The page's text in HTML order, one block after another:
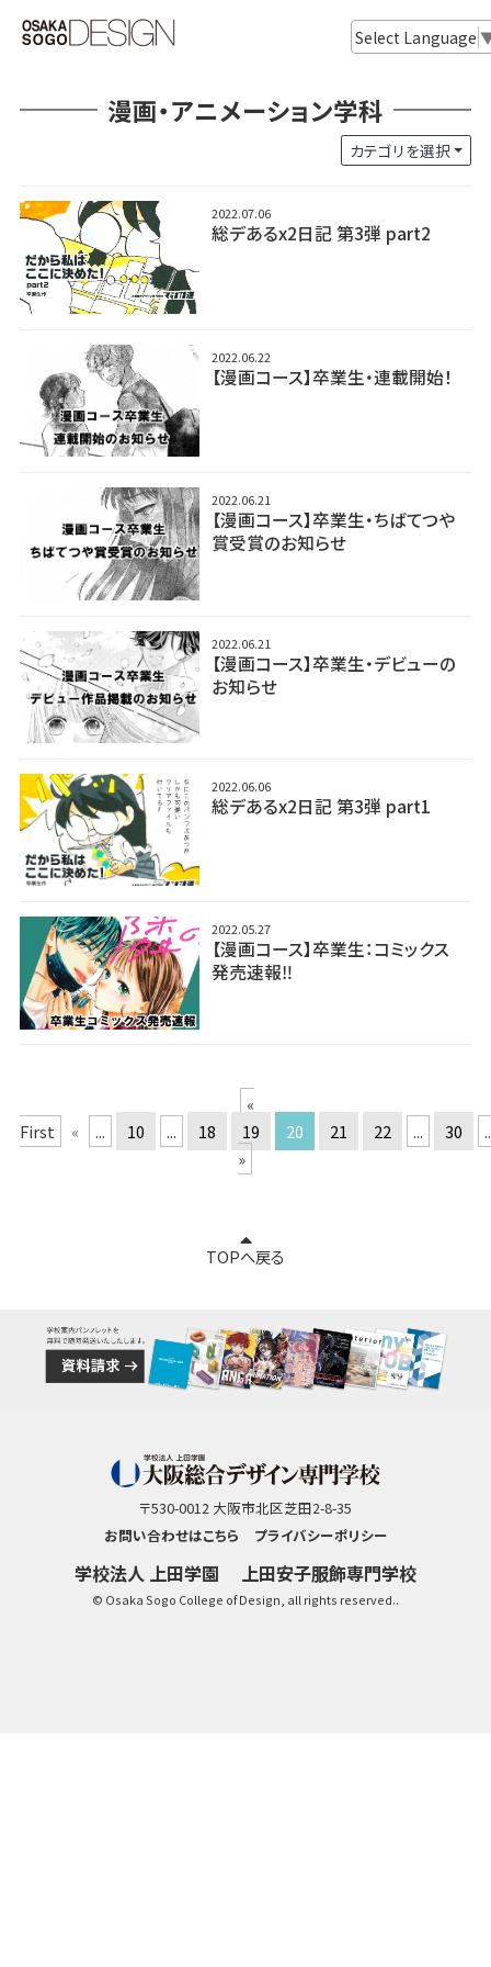
Select Language
漫画・アニメーション学科
カテゴリを選択
2022.07.06
総デあるx2日記 第3弾 part2
2022.06.22
【漫画コース】卒業生・連載開始！
2022.06.21
【漫画コース】卒業生・ちばてつや
賞受賞のお知らせ
2022.06.21
【漫画コース】卒業生・デビューの
お知らせ
2022.06.06
総デあるx2日記 第3弾 part1
2022.05.27
【漫画コース】卒業生：コミックス
発売速報‼
«
First
« ... 10 ... 18 19 20 21 22 ... 30
»
TOPへ戻る
〒530-0012 大阪市北区芝田2-8-35
お問い合わせはこちら
プライバシーポリシー
学校法人 上田学園 上田安子服飾専門学校
© Osaka Sogo College of Design, all rights reserved..